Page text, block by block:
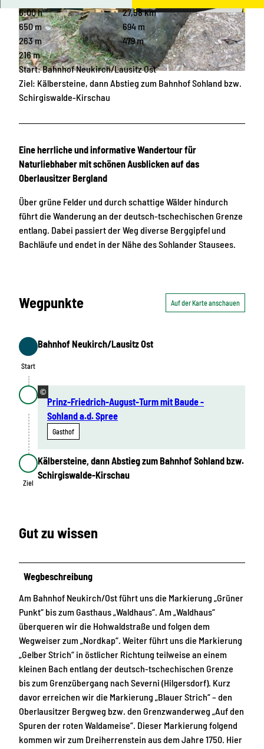
© Marketing-Gesellschaft Oberlausitz-Niedersc
hlesien mbH
© Touristische Gebietsgemeinschaft „Ferienge
biet Oberlausitzer Bergland“ e.V.
6:00 h
27,58 km
650 m
694 m
263 m
479 m
216 m
Start: Bahnhof Neukirch/Lausitz Ost
Ziel: Kälbersteine, dann Abstieg zum Bahnhof Sohland bzw.
Schirgiswalde-Kirschau
Eine herrliche und informative Wandertour für
Naturliebhaber mit schönen Ausblicken auf das
Oberlausitzer Bergland
Über grüne Felder und durch schattige Wälder hindurch
führt die Wanderung an der deutsch-tschechischen Grenze
entlang. Dabei passiert der Weg diverse Berggipfel und
Bachläufe und endet in der Nähe des Sohlander Stausees.
Wegpunkte Auf der Karte anschauen
Start
Start
Bahnhof Neukirch/Lausitz Ost
©
Prinz-Friedrich-August-Turm mit Baude -
Sohland a.d. Spree
Gasthof
Ziel
Ziel
Kälbersteine, dann Abstieg zum Bahnhof Sohland bzw.
Schirgiswalde-Kirschau
Gut zu wissen
Wegbeschreibung
Am Bahnhof Neukirch/Ost führt uns die Markierung „Grüner
Punkt“ bis zum Gasthaus „Waldhaus“. Am „Waldhaus“
überqueren wir die Hohwaldstraße und folgen dem
Wegweiser zum „Nordkap“. Weiter führt uns die Markierung
„Gelber Strich“ in östlicher Richtung teilweise an einem
kleinen Bach entlang der deutsch-tschechischen Grenze
bis zum Grenzübergang nach Severni (Hilgersdorf). Kurz
davor erreichen wir die Markierung „Blauer Strich“ – den
Oberlausitzer Bergweg bzw. den Grenzwanderweg „Auf den
Spuren der roten Waldameise“. Dieser Markierung folgend
kommen wir zum Dreiherrenstein aus dem Jahre 1750. Hier